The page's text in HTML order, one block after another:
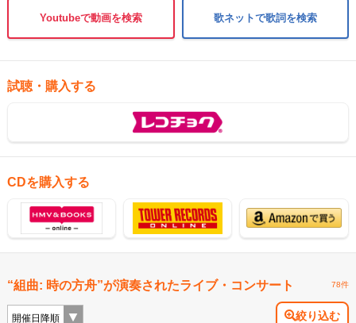
Youtubeで動画を検索 歌ネットで歌詞を検索
試聴・購入する
CDを購入する
“組曲: 時の方舟”が演奏されたライブ・コンサート 78件
絞り込む